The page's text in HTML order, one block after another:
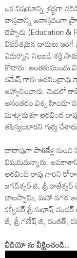
ఒక విషయాన్ని శ్రద్ధగా
వాస్తవాన్ని అవాస్తవంగా
చెప్పారు.(Education &
విపరీతమైన దాడులు
ఎదుర్కొని నిలబడే శక్తి
కోరారు. అంతకుముందు
రమేష్ గారు
ఆహ్వానించారు. మెడలో
అనంతరం విశ్వ హిందూ
మాట్లాడుతూ అరవింద
తపిస్తుంటారని గుర్తు
దాదాపుగా పాతికేళ్ల
విషయమన్నారు.
అరవింద్ రావు గారిని
జగదీశ్వర్ జి, శ్రీ
బాలస్వామి, మహా నగర
కన్వీనర్ శ్రీ సుభాష్
జీ, శ్రీ గణేష్ జి, రంజిత్,
వీడియో ను వీక్షించండి..